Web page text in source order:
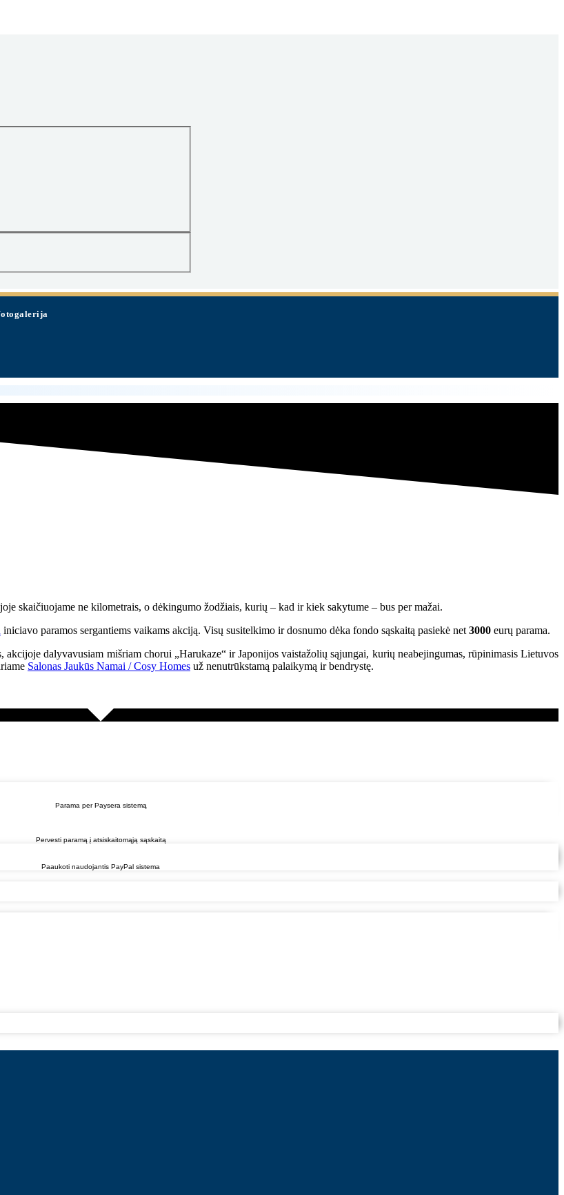
skaičiuojame ne kilometrais, o dėkingumo žodžiais, kurių – kad ir kiek sakytume – bus per mažai.
iniciavo paramos sergantiems vaikams akciją. Visų susitelkimo ir dosnumo dėka fondo sąskaitą pasiekė net 3000 eurų parama.
dalyvavusiam mišriam chorui „Harukaze“ ir Japonijos vaistažolių sąjungai, kurių neabejingumas, rūpinimasis Lietuvos
Salonas Jaukūs Namai / Cosy Homes už nenutrūkstamą palaikymą ir bendrystę.
Parama per Paysera sistemą
Pervesti paramą į atsiskaitomąją sąskaitą
Paaukoti naudojantis PayPal sistema